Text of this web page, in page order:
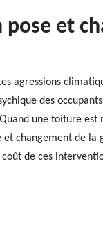
et
agressions
des
une toiture est
et changement de
de ces